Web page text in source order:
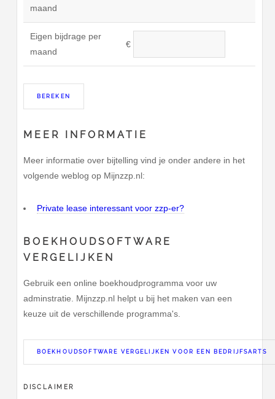
maand
Eigen bijdrage per
maand
€
MEER INFORMATIE
Meer informatie over bijtelling vind je onder andere in het
volgende weblog op Mijnzzp.nl:
Private lease interessant voor zzp-er?
BOEKHOUDSOFTWARE
VERGELIJKEN
Gebruik een online boekhoudprogramma voor uw
adminstratie. Mijnzzp.nl helpt u bij het maken van een
keuze uit de verschillende programma's.
BOEKHOUDSOFTWARE VERGELIJKEN VOOR EEN BEDRIJFSARTS
DISCLAIMER